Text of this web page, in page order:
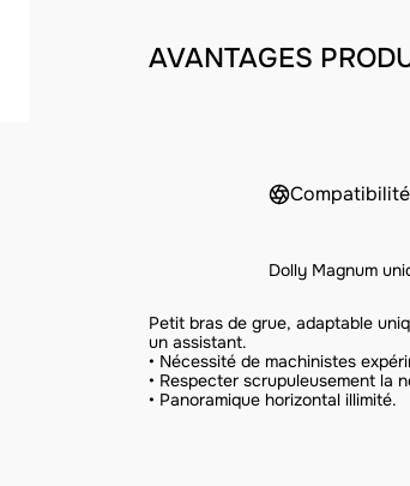
AVANTAGES
Dolly Magnum
Petit bras de grue, adaptable
un assistant.
• Nécessité de machinistes
• Respecter scrupuleusement la
• Panoramique horizontal illimité.